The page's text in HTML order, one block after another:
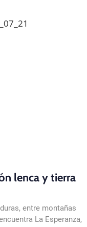
lenca y tierra
entre montañas
La Esperanza,